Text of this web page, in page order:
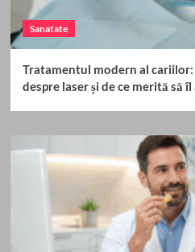
Sanatate
Tratamentul modern al
despre laser și de ce merită să îl